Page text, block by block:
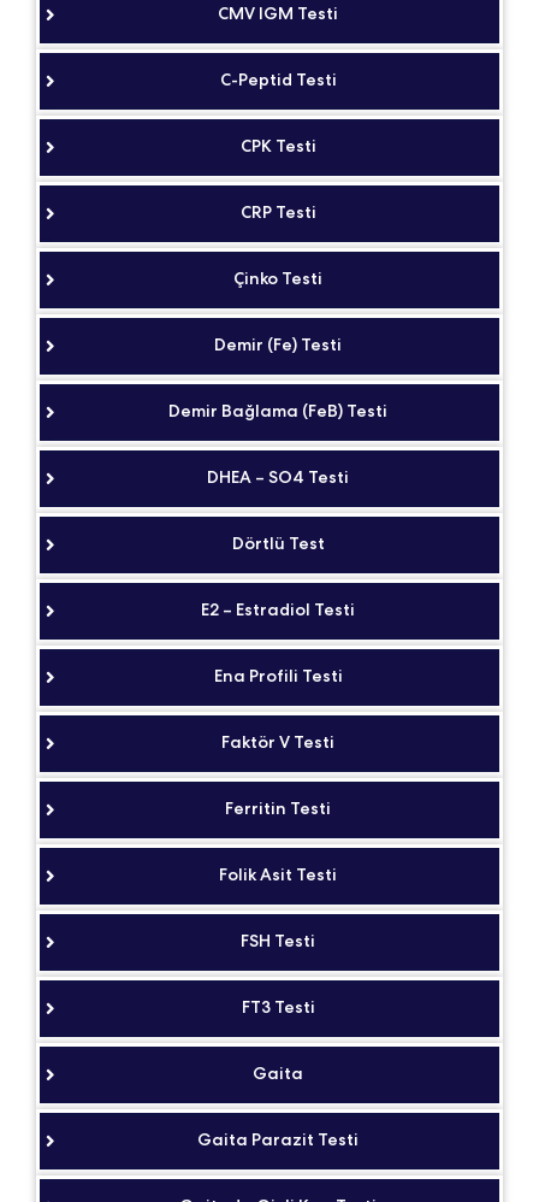
CMV IGM Testi
C-Peptid Testi
CPK Testi
CRP Testi
Çinko Testi
Demir (Fe) Testi
Demir Bağlama (FeB) Testi
DHEA – SO4 Testi
Dörtlü Test
E2 – Estradiol Testi
Ena Profili Testi
Faktör V Testi
Ferritin Testi
Folik Asit Testi
FSH Testi
FT3 Testi
Gaita
Gaita Parazit Testi